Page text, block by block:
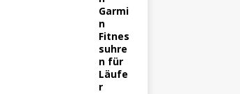
Garmi
n
Fitnes
suhre
n für
Läufe
r